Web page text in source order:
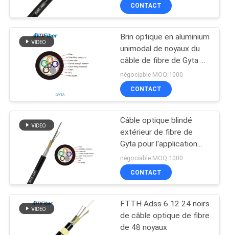
SUJET
DE
NOUS
VISITE
CONTRÔLE
QUALITÉ
CONTACTEZ-
NOUS
CONTACT
Brin optique en aluminium
unimodal de noyaux du
câble de fibre de Gyta de
bande de G652d 2 - 288
négociable MOQ:1000
CONTACT
Câble optique blindé
extérieur de fibre de
Gyta pour l'application
aérienne de conduit
négociable MOQ:1000
CONTACT
FTTH Adss 6 12 24 noirs
de câble optique de fibre
de 48 noyaux